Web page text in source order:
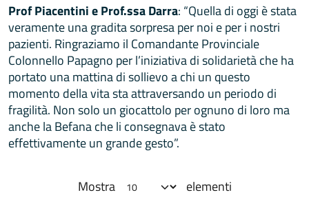
Prof Piacentini e Prof.ssa Darra: “Quella di oggi è stata
veramente una gradita sorpresa per noi e per i nostri
pazienti. Ringraziamo il Comandante Provinciale
Colonnello Papagno per l’iniziativa di solidarietà che ha
portato una mattina di sollievo a chi un questo
momento della vita sta attraversando un periodo di
fragilità. Non solo un giocattolo per ognuno di loro ma
anche la Befana che li consegnava è stato
effettivamente un grande gesto”.
Mostra
elementi